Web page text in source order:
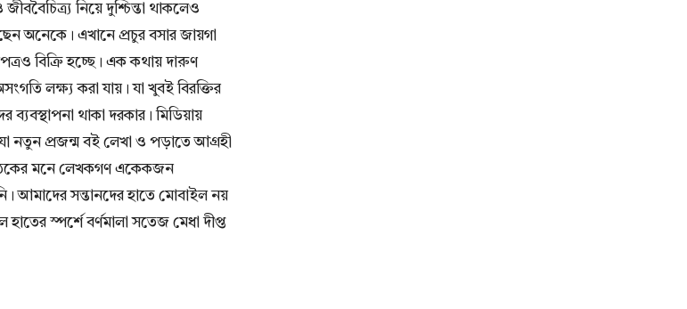
নিয়ে দুশ্চিন্তা থাকলেও
অনেকে। এখানে প্রচুর বসার জায়গা
বিক্রি হচ্ছে। এক কথায় দারুণ
লক্ষ্য করা যায়। যা খুবই বিরক্তির
ব্যবস্থাপনা থাকা দরকার। মিডিয়ায়
নতুন প্রজন্ম বই লেখা ও পড়াতে আগ্রহী
মনে লেখকগণ একেকজন
আমাদের সন্তানদের হাতে মোবাইল নয়
স্পর্শে বর্ণমালা সতেজ মেধা দীপ্ত